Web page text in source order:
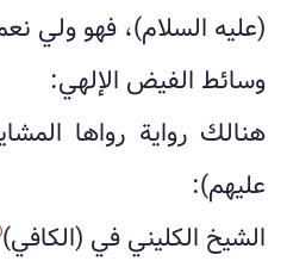
(عليه السلام)، فهو ولي
وسائط الفيض الإلهي:
هنالك رواية رواها
عليهم):
الشيخ الكليني في (الكافي)(٨)